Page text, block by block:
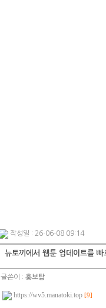
작성일 : 26-06-08 09:14
뉴토끼에서 웹툰 업데이트를
글쓴이 : 홍보탑
https://wv5.manatoki.top [9]